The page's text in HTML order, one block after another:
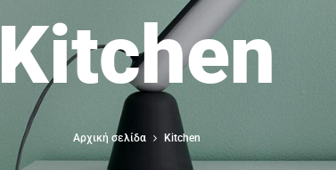
Kitchen
Αρχική σελίδα Kitchen